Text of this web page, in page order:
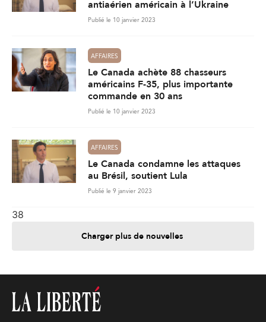
antiaérien américain à l’Ukraine
Publié le 10 janvier 2023
AFFAIRES
Le Canada achète 88 chasseurs
américains F-35, plus importante
commande en 30 ans
Publié le 10 janvier 2023
AFFAIRES
Le Canada condamne les attaques
au Brésil, soutient Lula
Publié le 9 janvier 2023
38
Charger plus de nouvelles